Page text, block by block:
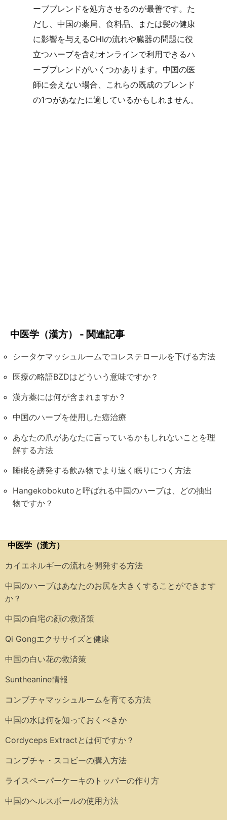
ーブブレンドを処方させるのが最善です。た
だし、中国の薬局、食料品、または髪の健康
に影響を与えるCHIの流れや臓器の問題に役
立つハーブを含むオンラインで利用できるハ
ーブブレンドがいくつかあります。中国の医
師に会えない場合、これらの既成のブレンド
の1つがあなたに適しているかもしれません。
中医学（漢方） - 関連記事
シータケマッシュルームでコレステロールを下げる方法
医療の略語BZDはどういう意味ですか？
漢方薬には何が含まれますか？
中国のハーブを使用した癌治療
あなたの爪があなたに言っているかもしれないことを理
解する方法
睡眠を誘発する飲み物でより速く眠りにつく方法
Hangekobokutoと呼ばれる中国のハーブは、どの抽出
物ですか？
中医学（漢方）
カイエネルギーの流れを開発する方法
中国のハーブはあなたのお尻を大きくすることができます
か？
中国の自宅の顔の救済策
Qi Gongエクササイズと健康
中国の白い花の救済策
Suntheanine情報
コンブチャマッシュルームを育てる方法
中国の水は何を知っておくべきか
Cordyceps Extractとは何ですか？
コンブチャ・スコビーの購入方法
ライスペーパーケーキのトッパーの作り方
中国のヘルスボールの使用方法